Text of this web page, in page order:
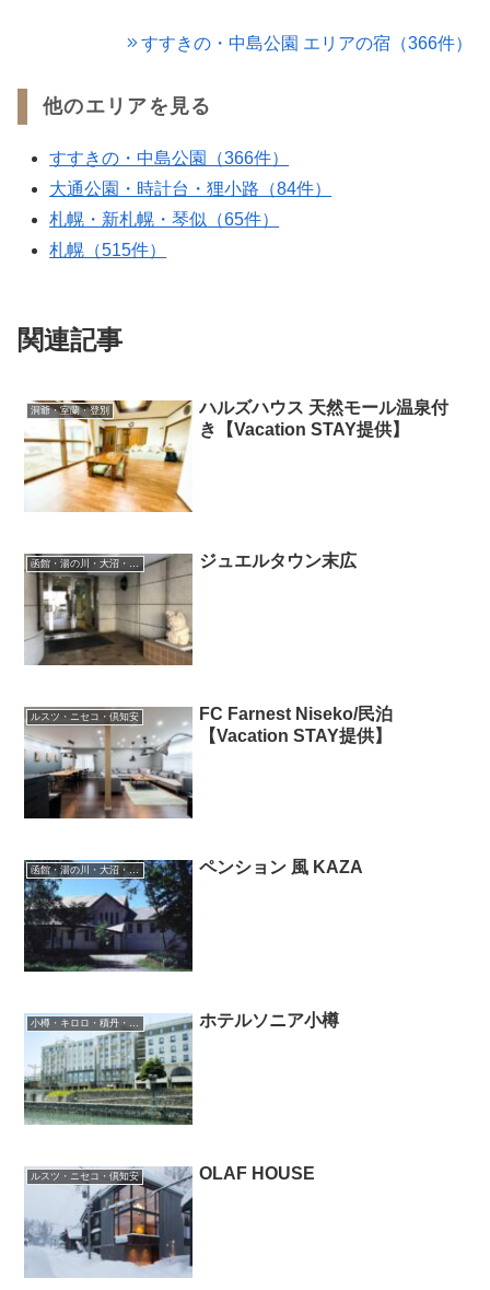
すすきの・中島公園 エリアの宿（366件）
他のエリアを見る
すすきの・中島公園（366件）
大通公園・時計台・狸小路（84件）
札幌・新札幌・琴似（65件）
札幌（515件）
関連記事
洞爺・室蘭・登別
ハルズハウス 天然モール温泉付
き【Vacation STAY提供】
ジュエルタウン末広
ルスツ・ニセコ・倶知安
FC Farnest Niseko/民泊
【Vacation STAY提供】
函館・湯の川・大沼・奥尻 ペンション 風 KAZA
ホテルソニア小樽
ルスツ・ニセコ・倶知安 OLAF HOUSE